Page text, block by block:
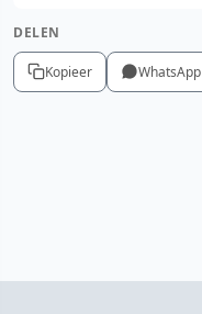
DELEN
Kopieer WhatsApp